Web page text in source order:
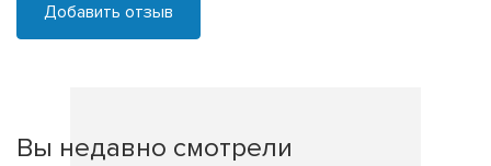
Добавить отзыв
Вы недавно смотрели